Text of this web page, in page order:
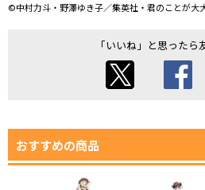
©中村力斗・野澤ゆき子／集英社・君のことが大
「いいね」と思ったら
おすすめの商品